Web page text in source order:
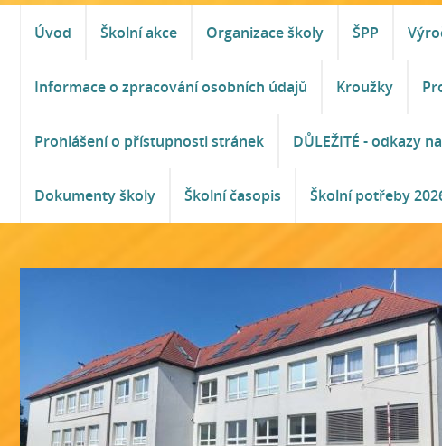
Úvod Školní akce Organizace školy ŠPP
Informace o zpracování osobních údajů Kroužky
Prohlášení o přístupnosti stránek DŮLEŽITÉ - odkazy
Dokumenty školy Školní časopis Školní potřeby